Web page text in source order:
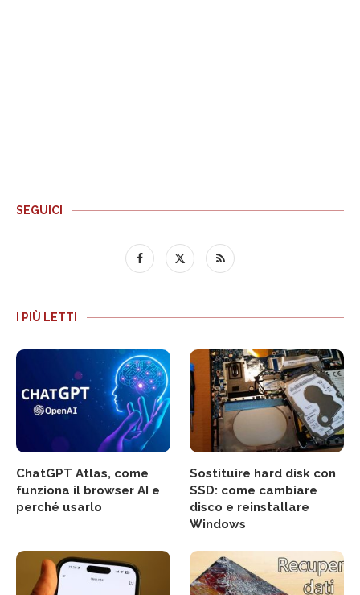
SEGUICI
I PIÙ LETTI
ChatGPT Atlas, come
funziona il browser AI e
perché usarlo
Sostituire hard disk con
SSD: come cambiare
disco e reinstallare
Windows